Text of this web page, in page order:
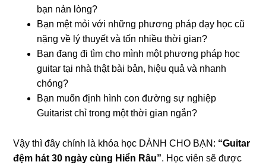
bạn nản lòng?
Bạn mệt mỏi với những phương pháp dạy học cũ
nặng về lý thuyết và tốn nhiều thời gian?
Bạn đang đi tìm cho mình một phương pháp học
guitar tại nhà thật bài bản, hiệu quả và nhanh
chóng?
Bạn muốn định hình con đường sự nghiệp
Guitarist chỉ trong một thời gian ngắn?
Vậy thì đây chính là khóa học DÀNH CHO BẠN: “Guitar
đệm hát 30 ngày cùng Hiển Râu”. Học viên sẽ được